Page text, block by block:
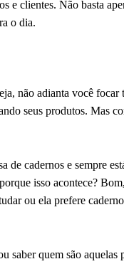
e clientes. Não basta
o dia.
não adianta você focar
seus produtos. Mas
de cadernos e sempre
isso acontece?
ou ela prefere
quem são aquelas